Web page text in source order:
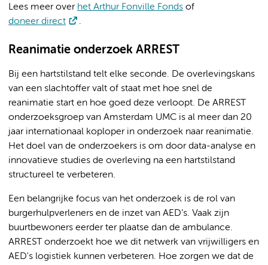
Lees meer over het Arthur Fonville Fonds of
doneer direct
.
Reanimatie onderzoek ARREST
Bij een hartstilstand telt elke seconde. De overlevingskans
van een slachtoffer valt of staat met hoe snel de
reanimatie start en hoe goed deze verloopt. De ARREST
onderzoeksgroep van Amsterdam UMC is al meer dan 20
jaar internationaal koploper in onderzoek naar reanimatie.
Het doel van de onderzoekers is om door data-analyse en
innovatieve studies de overleving na een hartstilstand
structureel te verbeteren.
Een belangrijke focus van het onderzoek is de rol van
burgerhulpverleners en de inzet van AED’s. Vaak zijn
buurtbewoners eerder ter plaatse dan de ambulance.
ARREST onderzoekt hoe we dit netwerk van vrijwilligers en
AED's logistiek kunnen verbeteren. Hoe zorgen we dat de